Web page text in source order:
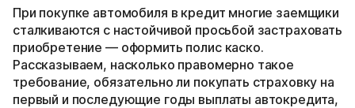
При покупке автомобиля в кредит многие заемщики
сталкиваются с настойчивой просьбой застраховать
приобретение — оформить полис каско.
Рассказываем, насколько правомерно такое
требование, обязательно ли покупать страховку на
первый и последующие годы выплаты автокредита,